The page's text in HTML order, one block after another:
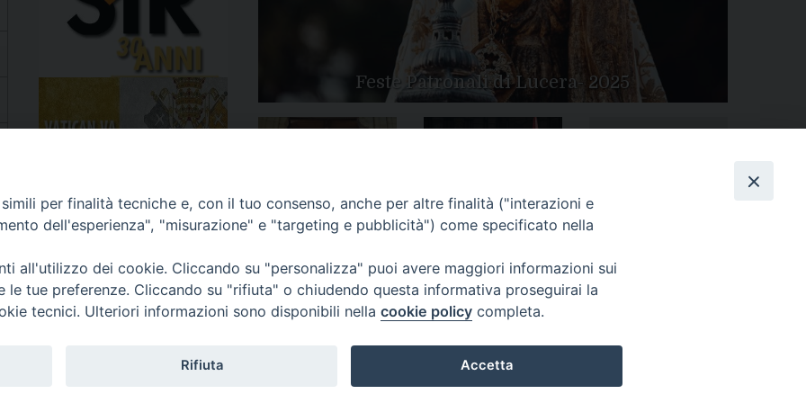
Feste Patronali di Lucera- 2025
Apertura Anno Giubilare
2025
Diocesi
520882 - e-mail: info@diocesiluceratroia.it
per finalità tecniche e, con il tuo consenso, anche per altre finalità ("interazioni e
dell'esperienza", "misurazione" e "targeting e pubblicità") come specificato nella
all'utilizzo dei cookie. Cliccando su "personalizza" puoi avere maggiori informazioni sui
le tue preferenze. Cliccando su "rifiuta" o chiudendo questa informativa proseguirai la
tecnici. Ulteriori informazioni sono disponibili nella cookie policy completa.
Rifiuta Accetta